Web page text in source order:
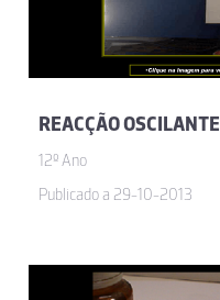
REACÇÃO OSCILANTE
12º Ano
Publicado a 29-10-2013